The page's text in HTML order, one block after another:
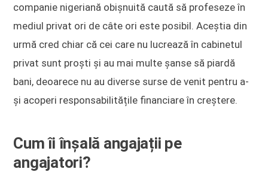
companie nigeriană obișnuită caută să profeseze în
mediul privat ori de câte ori este posibil. Aceștia din
urmă cred chiar că cei care nu lucrează în cabinetul
privat sunt proști și au mai multe șanse să piardă
bani, deoarece nu au diverse surse de venit pentru a-
și acoperi responsabilitățile financiare în creștere.
Cum îi înșală angajații pe
angajatori?